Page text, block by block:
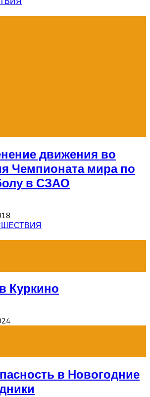
движения во
Чемпионата мира по
в СЗАО
Куркино
в Новогодние